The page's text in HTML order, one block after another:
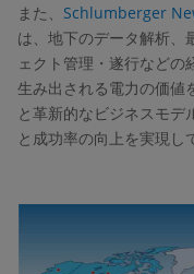
また、 Schlumberger
は、地下のデータ解析、
ェクト管理・遂行などの
生み出される電力の価値
と革新的なビジネスモデ
と成功率の向上を実現し